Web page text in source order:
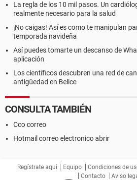
La regla de los 10 mil pasos. Un
realmente necesario para la salud
¡No caigas! Así es como te manipulan
temporada navideña
Así puedes tomarte un descanso de
aplicación
Los científicos descubren una red de
antigüedad en Belice
CONSULTA TAMBIÉN
Cco correo
Hotmail correo electronico abrir
Regístrate aquí Equipo Condiciones de
Contacto
Aviso